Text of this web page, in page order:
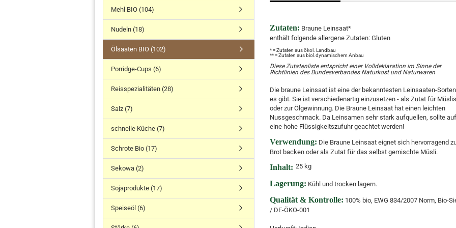
Zutaten: Braune Leinsaat*
enthält folgende allergene Zutaten: Gluten
* = Zutaten aus ökol. Landbau
** = Zutaten aus biol.dynamischem Anbau
Diese Zutatenliste entspricht einer Volldeklaration im Sinne der
Richtlinien des Bundesverbandes Naturkost und Naturwaren
Die braune Leinsaat ist eine der bekanntesten Leinsaaten-
es gibt. Sie ist verschiedenartig einzusetzen - als Zutat für Müslis
oder zur Ölgewinnung. Die Braune Leinsaat hat einen leichten
Nussgeschmack. Da Leinsamen sehr stark aufquellen, sollte auf
eine hohe Flüssigkeitszufuhr geachtet werden!
Verwendung: Die Braune Leinsaat eignet sich hervorragend
Brot backen oder als Zutat für das selbst gemischte Müsli.
Inhalt: 25 kg
Lagerung: Kühl und trocken lagern.
Qualität & Kontrolle: 100% bio, EWG 834/2007 Norm, Bio-
/ DE-ÖKO-001
Mehl BIO (104)
Nudeln (18)
Ölsaaten BIO (102)
Porridge-Cups (6)
Reisspezialitäten (28)
Salz (7)
schnelle Küche (7)
Schrote Bio (17)
Sekowa (2)
Sojaprodukte (17)
Speiseöl (6)